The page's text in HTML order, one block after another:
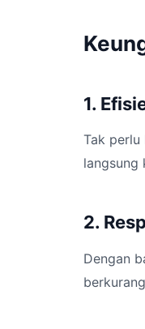
1.
Tak
langsung
2.
Dengan